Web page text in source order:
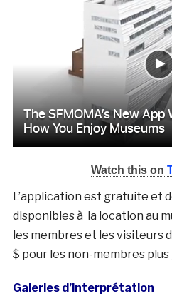
Watch this on
L’application est gratuite et
disponibles à la location au
les membres et les visiteurs
$ pour les non-membres plus
Galeries d’interprétation